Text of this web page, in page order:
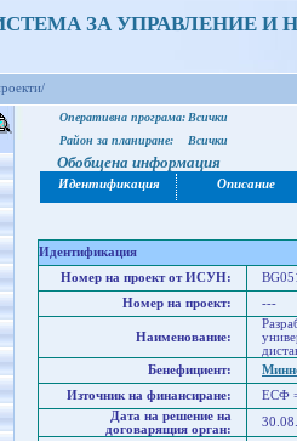
ЗА УПРАВЛЕНИЕ И
Оперативна програма: Всички
Район за планиране:
Всички
Обобщена информация
Идентификация Описание
Идентификация
Номер на проект от ИСУН:
Номер на проект:
---
Наименование:
Бенефициент:
Източник на финансиране:
ЕСФ
Дата на решение на
договарящия орган: